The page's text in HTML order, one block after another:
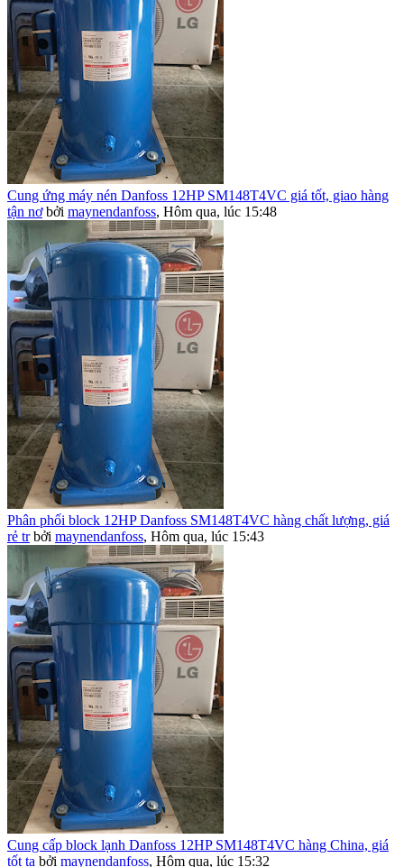
Cung ứng máy nén Danfoss 12HP SM148T4VC giá tốt, giao hàng
tận nơ bởi maynendanfoss, Hôm qua, lúc 15:48
Phân phối block 12HP Danfoss SM148T4VC hàng chất lượng, giá
rẻ tr bởi maynendanfoss, Hôm qua, lúc 15:43
Cung cấp block lạnh Danfoss 12HP SM148T4VC hàng China, giá
tốt tạ bởi maynendanfoss, Hôm qua, lúc 15:32